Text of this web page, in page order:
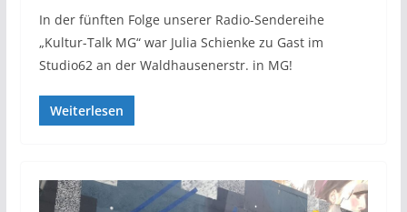
In der fünften Folge unserer Radio-Sendereihe
„Kultur-Talk MG“ war Julia Schienke zu Gast im
Studio62 an der Waldhausenerstr. in MG!
Weiterlesen